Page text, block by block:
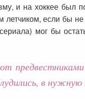
и на хоккее был
если бы не
мог бы
в нужную